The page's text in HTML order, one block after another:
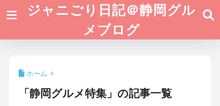
ジャニごり日記＠静岡グル
メブログ
ホーム
「静岡グルメ特集」の記事一覧